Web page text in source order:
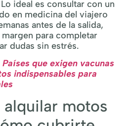
ideal es consultar con un
en medicina del viajero
antes de la salida,
para completar
dudas sin estrés.
Países que exigen vacunas
indispensables para
alquilar motos